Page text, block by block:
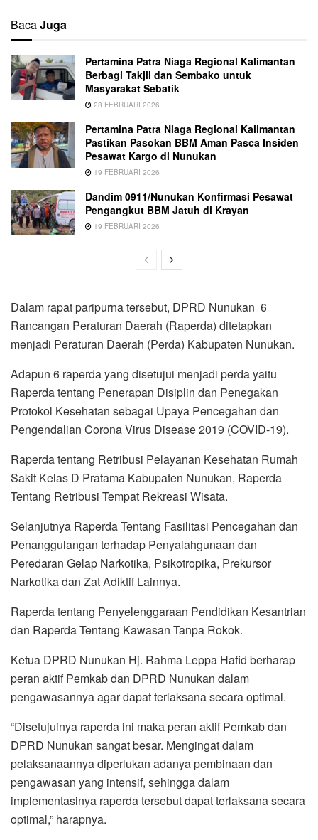
BacaJuga
Pertamina Patra Niaga Regional Kalimantan
Berbagi Takjil dan Sembako untuk
Masyarakat Sebatik
28 FEBRUARI 2026
Pertamina Patra Niaga Regional Kalimantan
Pastikan Pasokan BBM Aman Pasca Insiden
Pesawat Kargo di Nunukan
19 FEBRUARI 2026
Dandim 0911/Nunukan Konfirmasi Pesawat
Pengangkut BBM Jatuh di Krayan
19 FEBRUARI 2026
Dalam rapat paripurna tersebut, DPRD Nunukan 6
Rancangan Peraturan Daerah (Raperda) ditetapkan
menjadi Peraturan Daerah (Perda) Kabupaten Nunukan.
Adapun 6 raperda yang disetujui menjadi perda yaitu
Raperda tentang Penerapan Disiplin dan Penegakan
Protokol Kesehatan sebagai Upaya Pencegahan dan
Pengendalian Corona Virus Disease 2019 (COVID-19).
Raperda tentang Retribusi Pelayanan Kesehatan Rumah
Sakit Kelas D Pratama Kabupaten Nunukan, Raperda
Tentang Retribusi Tempat Rekreasi Wisata.
Selanjutnya Raperda Tentang Fasilitasi Pencegahan dan
Penanggulangan terhadap Penyalahgunaan dan
Peredaran Gelap Narkotika, Psikotropika, Prekursor
Narkotika dan Zat Adiktif Lainnya.
Raperda tentang Penyelenggaraan Pendidikan Kesantrian
dan Raperda Tentang Kawasan Tanpa Rokok.
Ketua DPRD Nunukan Hj. Rahma Leppa Hafid berharap
peran aktif Pemkab dan DPRD Nunukan dalam
pengawasannya agar dapat terlaksana secara optimal.
“Disetujuinya raperda ini maka peran aktif Pemkab dan
DPRD Nunukan sangat besar. Mengingat dalam
pelaksanaannya diperlukan adanya pembinaan dan
pengawasan yang intensif, sehingga dalam
implementasinya raperda tersebut dapat terlaksana secara
optimal,” harapnya.